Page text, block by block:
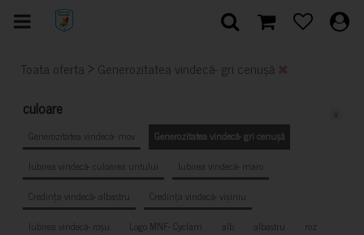
Toata oferta > Generozitatea vindecă- gri cenușă
culoare
Generozitatea vindecă- mov
Generozitatea vindecă- gri cenușă
Iubirea vindecă- culoarea untului
Iubirea vindecă- maro
Credința vindecă- albastru
Credința vindecă- vișiniu
Iubirea vindecă- roșu
Logo MNF- Cyclam alb albastru
roz